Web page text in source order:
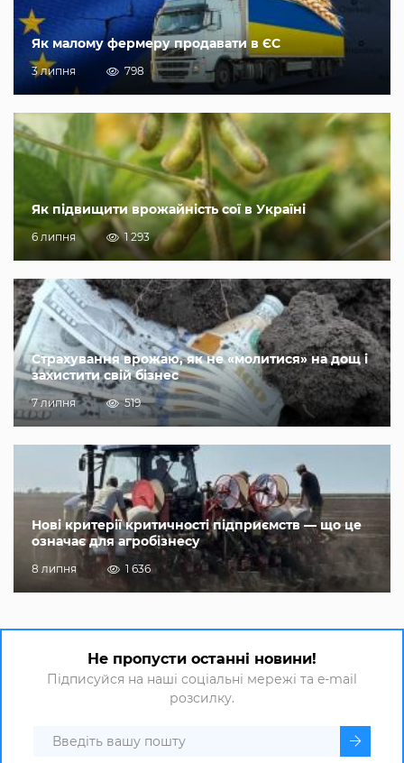
Як малому фермеру продавати в ЄС
3 липня 798
Як підвищити врожайність сої в Україні
6 липня 1 293
Страхування врожаю, як не «молитися» на дощ і
захистити свій бізнес
7 липня 519
Нові критерії критичності підприємств — що це
означає для агробізнесу
8 липня 1 636
Не пропусти останні новини!
Підписуйся на наші соціальні мережі та e-mail
розсилку.